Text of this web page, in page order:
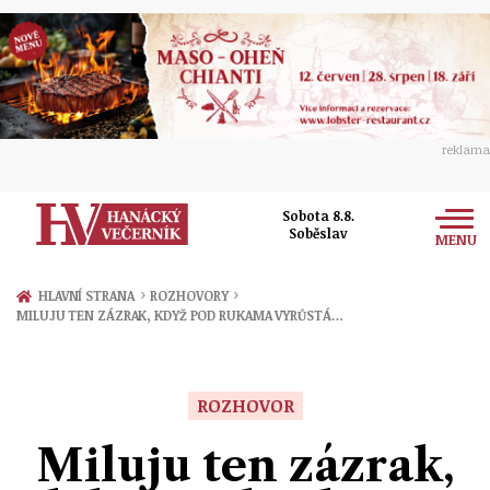
reklama
Sobota 8.8.
Soběslav
MENU
Zprávy
Přerov
Ekonomika
Ženy
Sport
HLAVNÍ STRANA › ROZHOVORY ›
MILUJU TEN ZÁZRAK, KDYŽ POD RUKAMA VYRŮSTÁ…
ROZHOVOR
Miluju ten zázrak,